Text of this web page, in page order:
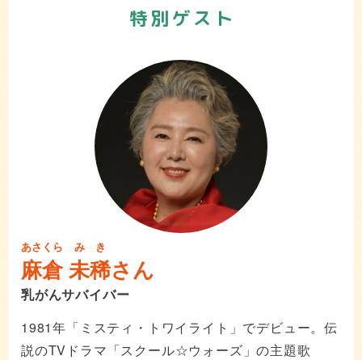
特別ゲスト
麻倉
あさくら
未稀
みき
さん
乳がんサバイバー
1981年「ミスティ・トワイライト」でデビュー。伝
説のTVドラマ「スクール☆ウォーズ」の主題歌